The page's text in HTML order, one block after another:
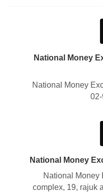
National Money
National Money
National Money
National Money
complex, 19, rajuk